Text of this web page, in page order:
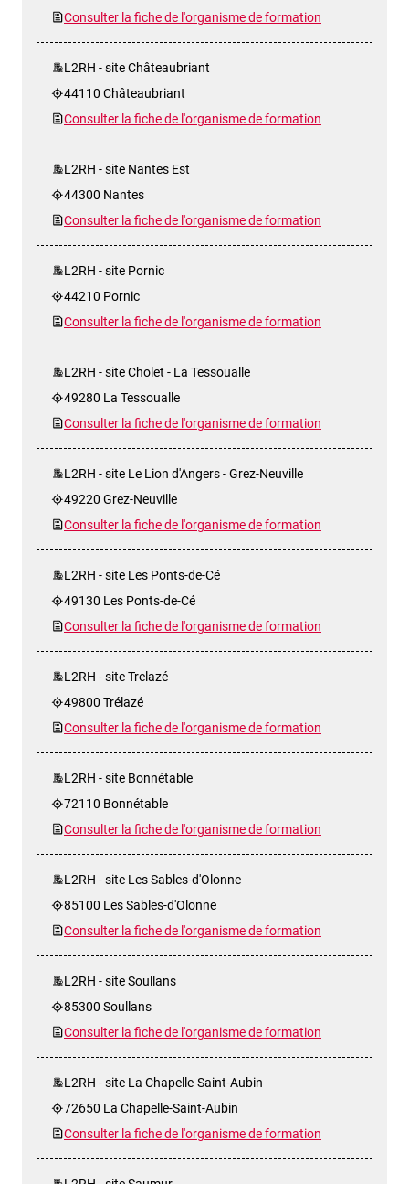
Consulter la fiche de l'organisme de formation
L2RH - site Châteaubriant
44110 Châteaubriant
Consulter la fiche de l'organisme de formation
L2RH - site Nantes Est
44300 Nantes
Consulter la fiche de l'organisme de formation
L2RH - site Pornic
44210 Pornic
Consulter la fiche de l'organisme de formation
L2RH - site Cholet - La Tessoualle
49280 La Tessoualle
Consulter la fiche de l'organisme de formation
L2RH - site Le Lion d'Angers - Grez-Neuville
49220 Grez-Neuville
Consulter la fiche de l'organisme de formation
L2RH - site Les Ponts-de-Cé
49130 Les Ponts-de-Cé
Consulter la fiche de l'organisme de formation
L2RH - site Trelazé
49800 Trélazé
Consulter la fiche de l'organisme de formation
L2RH - site Bonnétable
72110 Bonnétable
Consulter la fiche de l'organisme de formation
L2RH - site Les Sables-d'Olonne
85100 Les Sables-d'Olonne
Consulter la fiche de l'organisme de formation
L2RH - site Soullans
85300 Soullans
Consulter la fiche de l'organisme de formation
L2RH - site La Chapelle-Saint-Aubin
72650 La Chapelle-Saint-Aubin
Consulter la fiche de l'organisme de formation